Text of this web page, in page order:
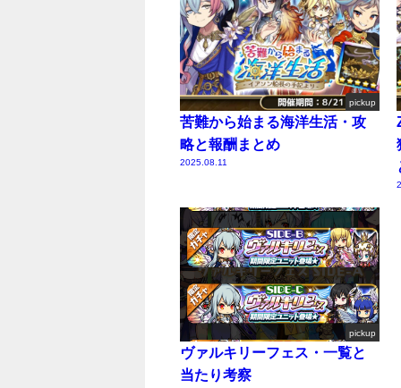
pickup
苦難から始まる海洋生活・攻
略と報酬まとめ
2025.08.11
pickup
ヴァルキリーフェス・一覧と
当たり考察